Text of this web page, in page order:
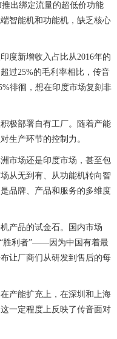
出绑定流量的超低价功能
智能机和功能机，缺乏核心
度新增收入占比从2016年的
过25%的毛利率相比，传音
徘徊，想在印度市场复刻非
极部署自有工厂。随着产能
生产环节的控制力。
市场还是印度市场，甚至包
从无到有、从功能机转向智
品牌、产品和服务的多维度
产品的试金石。国内市场
胜利者”——因为中国有着最
让厂商们从研发到售后的每
产能扩充上，在深圳和上海
一定程度上反映了传音面对